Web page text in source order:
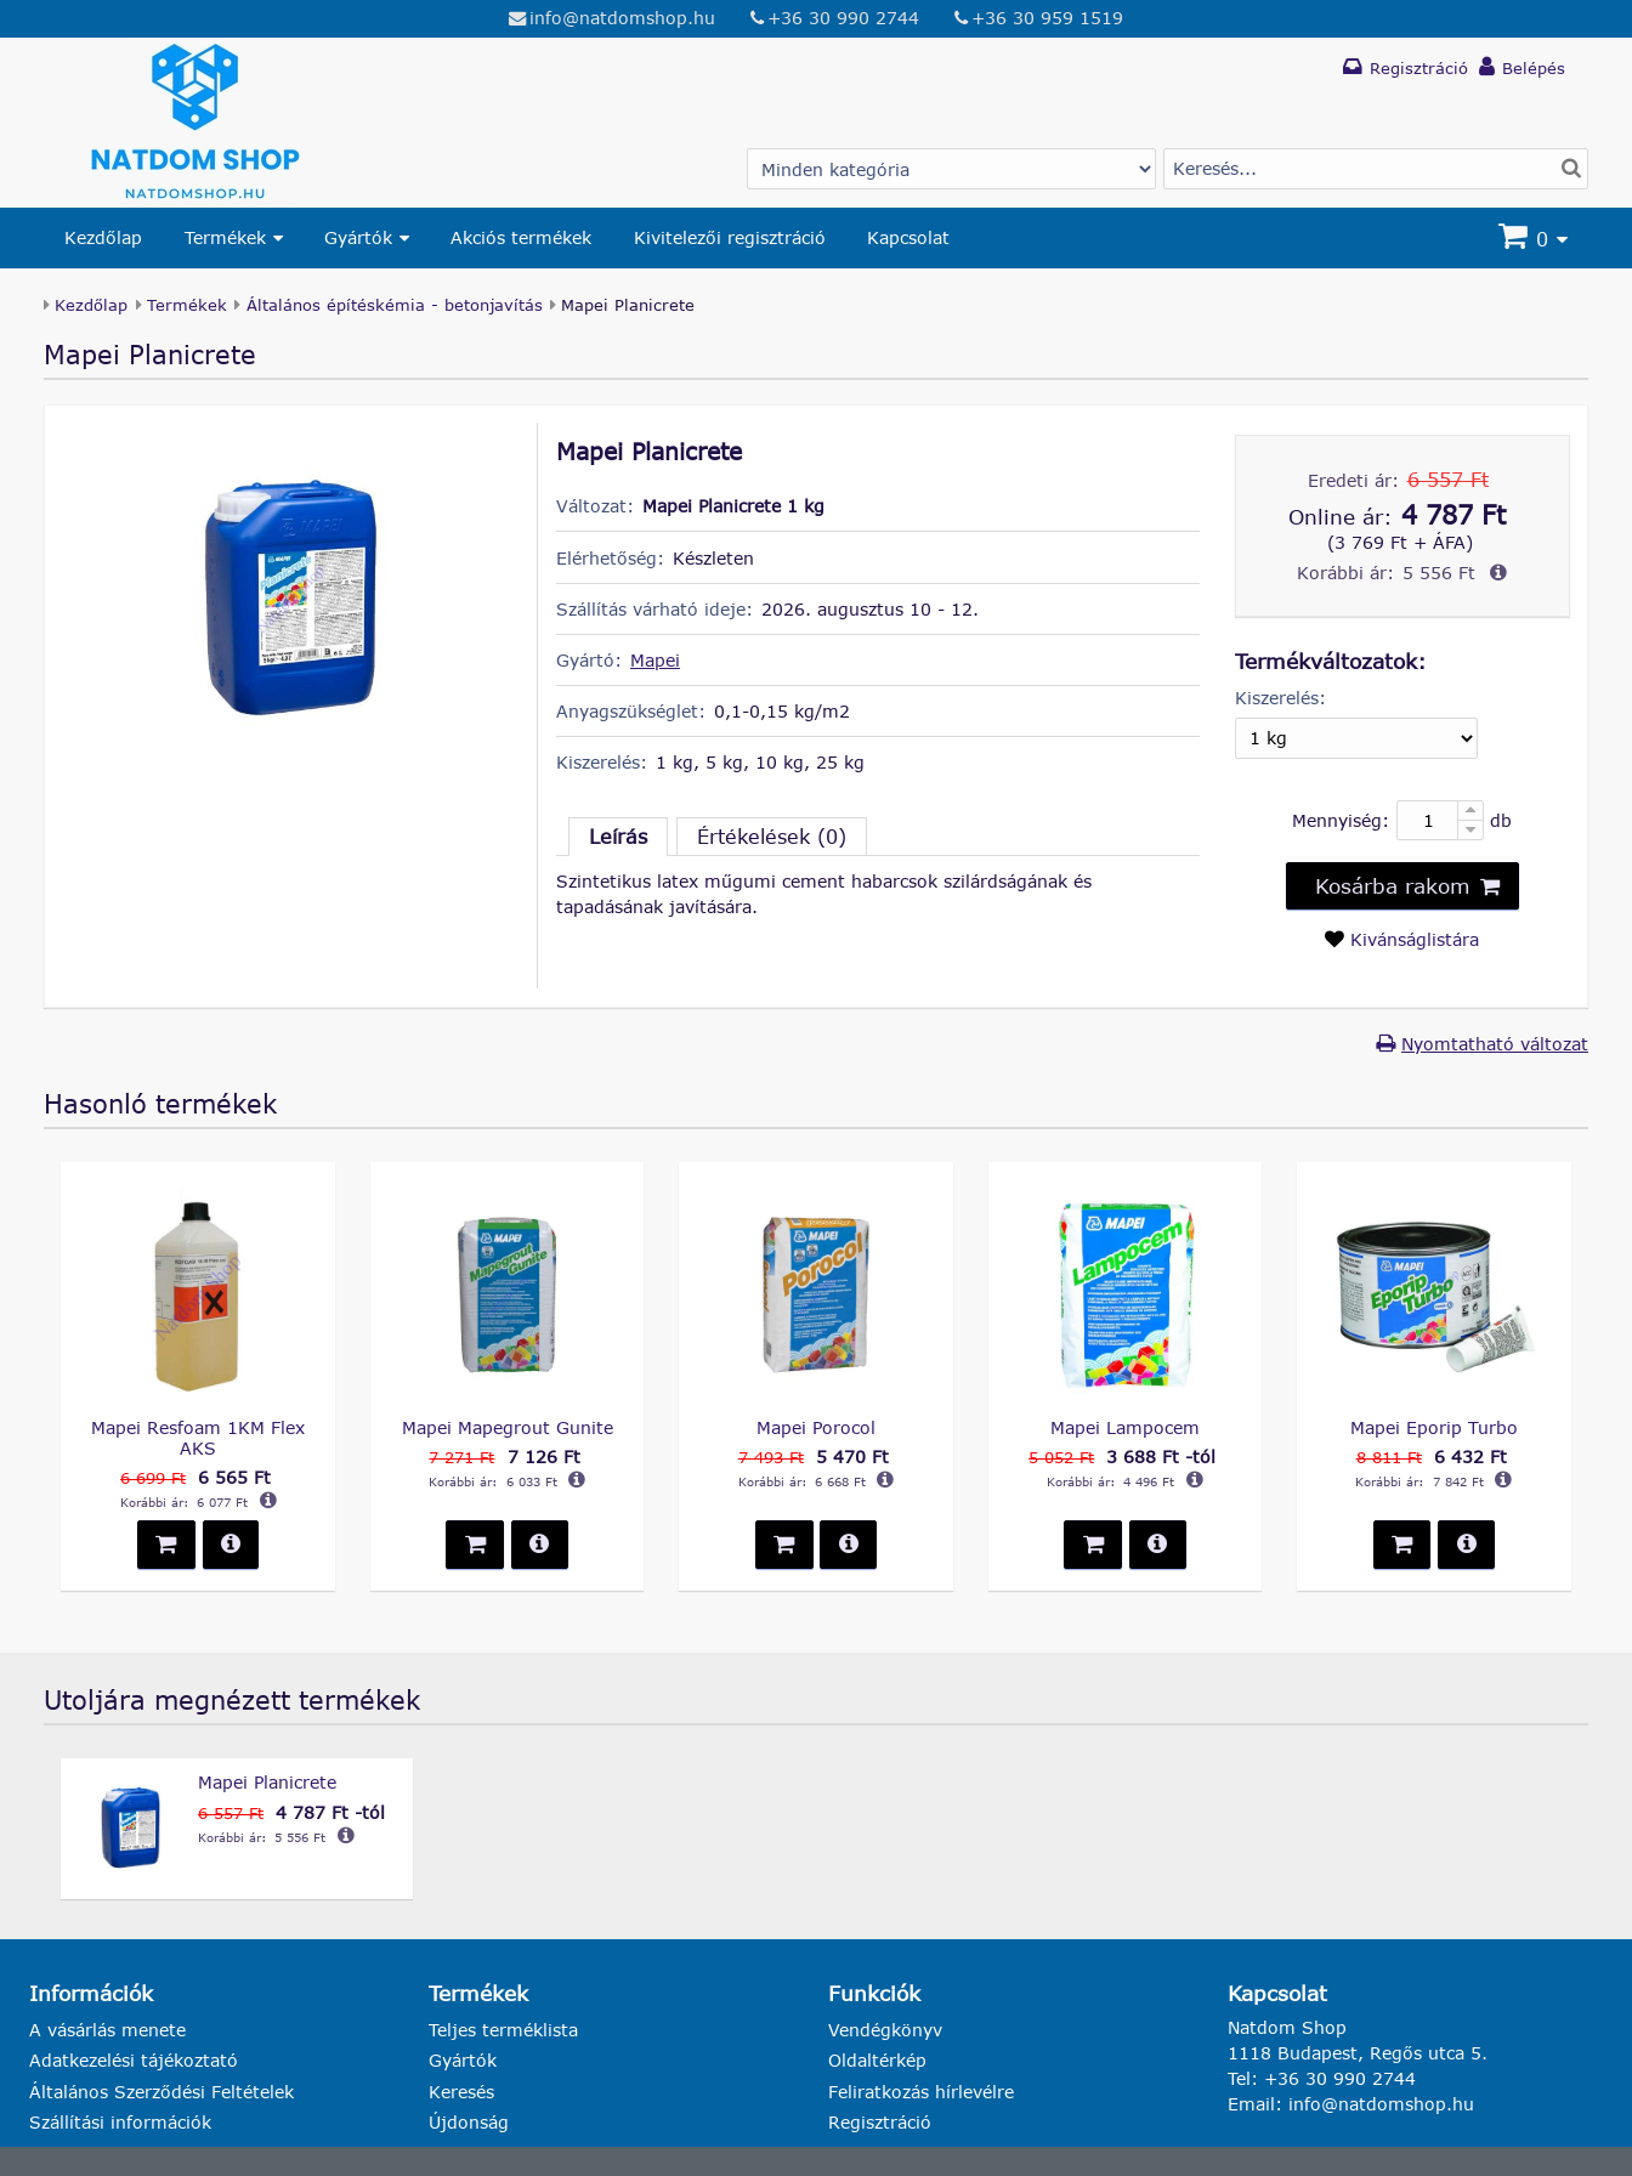
info@natdomshop.hu +36 30 990 2744 +36 30 959 1519
Regisztráció Belépés
Kezdőlap Termékek Gyártók Akciós termékek Kivitelezői regisztráció Kapcsolat 0
Kezdőlap Termékek Általános építéskémia - betonjavítás Mapei Planicrete
Mapei Planicrete
Mapei Planicrete
Változat: Mapei Planicrete 1 kg
Elérhetőség: Készleten
Szállítás várható ideje: 2026. augusztus 10 - 12.
Gyártó: Mapei
Anyagszükséglet: 0,1-0,15 kg/m2
Kiszerelés: 1 kg, 5 kg, 10 kg, 25 kg
Leírás Értékelések (0)
Szintetikus latex műgumi cement habarcsok szilárdságának és
tapadásának javítására.
Eredeti ár: 6 557 Ft
Online ár: 4 787 Ft
(3 769 Ft + ÁFA)
Korábbi ár: 5 556 Ft
Termékváltozatok:
Kiszerelés:
Mennyiség: db
Kosárba rakom
Kivánságlistára
Nyomtatható változat
Hasonló termékek
Mapei Resfoam 1KM Flex
AKS
6 699 Ft 6 565 Ft
Korábbi ár: 6 077 Ft
Mapei Mapegrout Gunite
7 271 Ft 7 126 Ft
Korábbi ár: 6 033 Ft
Mapei Porocol
7 493 Ft 5 470 Ft
Korábbi ár: 6 668 Ft
Mapei Lampocem
5 052 Ft 3 688 Ft -tól
Korábbi ár: 4 496 Ft
Mapei Eporip Turbo
8 811 Ft 6 432 Ft
Korábbi ár: 7 842 Ft
Utoljára megnézett termékek
Mapei Planicrete
6 557 Ft 4 787 Ft -tól
Korábbi ár: 5 556 Ft
Információk
A vásárlás menete
Adatkezelési tájékoztató
Általános Szerződési Feltételek
Szállítási információk
Termékek
Teljes terméklista
Gyártók
Keresés
Újdonság
Funkciók
Vendégkönyv
Oldaltérkép
Feliratkozás hírlevélre
Regisztráció
Kapcsolat
Natdom Shop
1118 Budapest, Regős utca 5.
Tel: +36 30 990 2744
Email: info@natdomshop.hu